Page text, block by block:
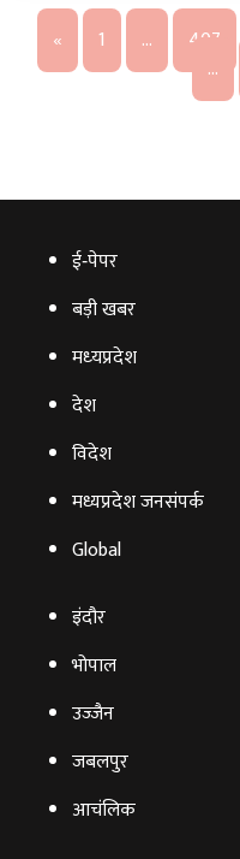
« 1 … 407
…
ई‑पेपर
बड़ी खबर
मध्‍यप्रदेश
देश
विदेश
मध्यप्रदेश जनसंपर्क
Global
इंदौर
भोपाल
उज्‍जैन
जबलपुर
आचंलिक